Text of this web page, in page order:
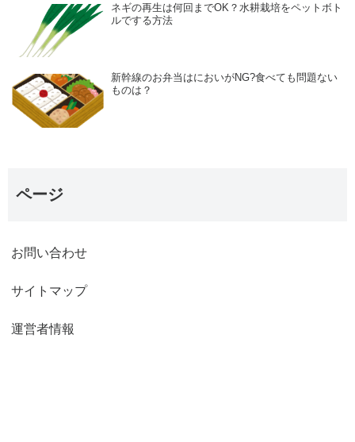
ネギの再生は何回までOK？水耕栽培をペットボト
ルでする方法
新幹線のお弁当はにおいがNG?食べても問題ない
ものは？
ページ
お問い合わせ
サイトマップ
運営者情報